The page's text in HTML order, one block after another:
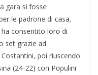
gara si fosse
le padrone di casa,
consentito loro di
set grazie ad
poi riuscendo
(24-22) con Populini